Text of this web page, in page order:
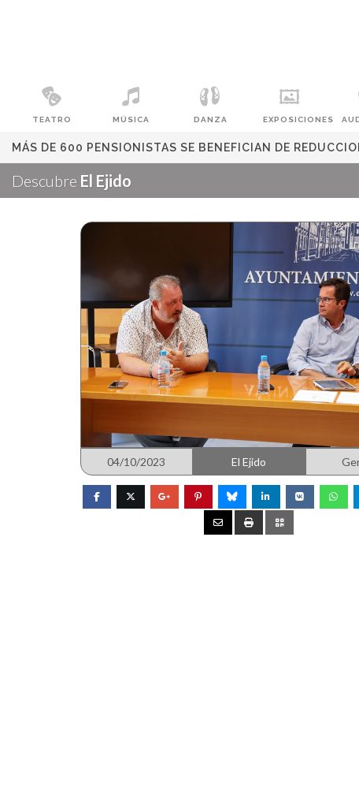
TEATRO MÚSICA DANZA EXPOSICIONES
MÁS DE 600 PENSIONISTAS SE BENEFICIAN DE
Descubre El Ejido
04/10/2023 El Ejido